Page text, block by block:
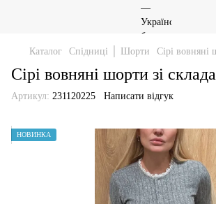
Каталог Спідниці │ Шорти Сірі вовняні
Сірі вовняні шорти зі
Артикул: 231120225 Написати відгук
НОВИНКА